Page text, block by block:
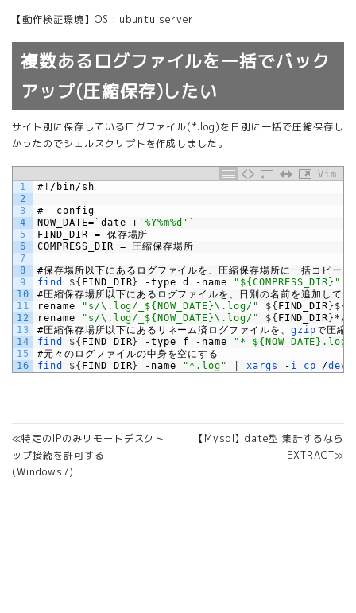
【動作検証環境】OS：ubuntu server
複数あるログファイルを一括でバック
アップ(圧縮保存)したい
サイト別に保存しているログファイル(*.log)を日別に一括で圧縮保存し
かったのでシェルスクリプトを作成しました。
Vim
1
2
3
4
5
6
7
8
9
10
11
12
13
14
15
16
#! / bin/sh
#-- config --
NOW_DATE= ` date + '%Y%m%d' `
FIND_DIR
=
保存場所
COMPRESS_DIR
= 圧縮保存場所
#保存場所以下にあるログファイルを、圧縮保存場所に一括コピー
find
${ FIND_DIR} -type d - name "${COMPRESS_DIR}"
#圧縮保存場所以下にあるログファイルを、日別の名前を追加してリ
rename
"s/\.log/_${NOW_DATE}\.log/" ${ FIND_DIR} ${
rename
"s/\.log/_${NOW_DATE}\.log/" ${ FIND_DIR} */
#圧縮保存場所以下にあるリネーム済ログファイルを、gzipで圧縮
find
${ FIND_DIR} -type f - name
"*_${NOW_DATE}.log"
#元々のログファイルの中身を空にする
find
${ FIND_DIR} - name "*.log" xargs - i cp /dev
≪特定のIPのみリモートデスクト
ップ接続を許可する
(Windows7)
【Mysql】date型 集計するなら
EXTRACT≫